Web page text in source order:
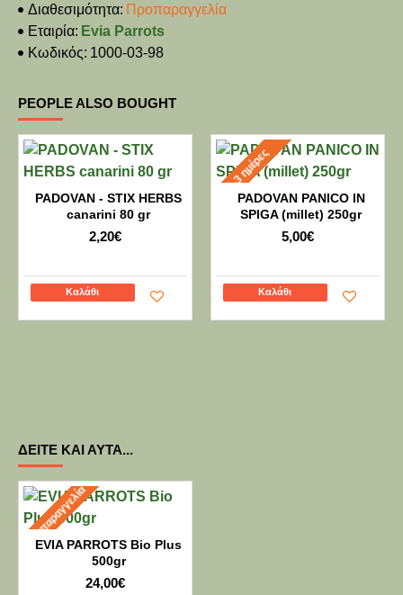
Διαθεσιμότητα: Προπαραγγελία
Εταιρία: Evia Parrots
Κωδικός: 1000-03-98
PEOPLE ALSO BOUGHT
PADOVAN - STIX HERBS
canarini 80 gr
2,20€
Καλάθι
2-3 ημέρες
PADOVAN PANICO IN
SPIGA (millet) 250gr
5,00€
Καλάθι
ΔΕΊΤΕ ΚΑΙ ΑΥΤΆ...
Προπαραγγελία
EVIA PARROTS Bio Plus
500gr
24,00€